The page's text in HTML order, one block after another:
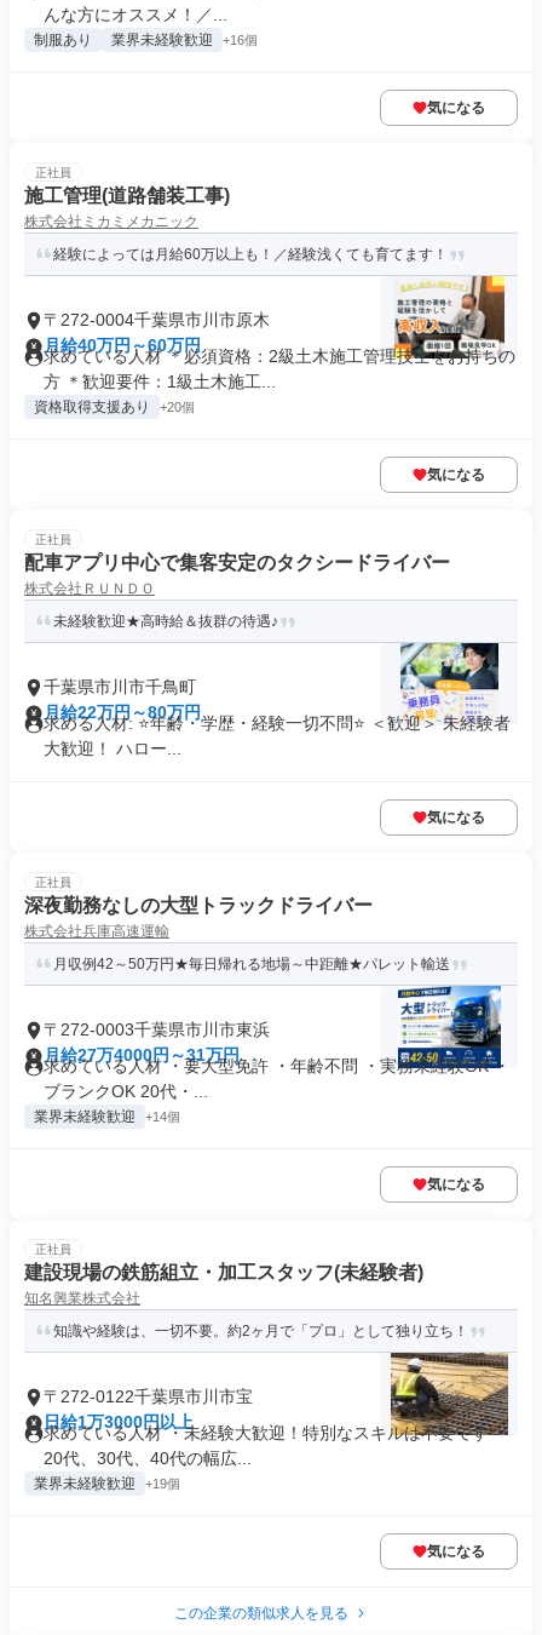
んな方にオススメ！／...
制服あり 業界未経験歓迎 +16個
気になる
正社員
施工管理(道路舗装工事)
株式会社ミカミメカニック
経験によっては月給60万以上も！／経験浅くても育てます！
〒272-0004千葉県市川市原木
月給40万円～60万円
求めている人材 ＊必須資格：2級土木施工管理技士をお持ちの
方 ＊歓迎要件：1級土木施工...
資格取得支援あり +20個
気になる
正社員
配車アプリ中心で集客安定のタクシードライバー
株式会社ＲＵＮＤＯ
未経験歓迎★高時給＆抜群の待遇♪
千葉県市川市千鳥町
月給22万円～80万円
求める人材: ⭐️年齢・学歴・経験一切不問⭐️ ＜歓迎＞ 未経験者
大歓迎！ ハロー...
気になる
正社員
深夜勤務なしの大型トラックドライバー
株式会社兵庫高速運輸
月収例42～50万円★毎日帰れる地場～中距離★パレット輸送
〒272-0003千葉県市川市東浜
月給27万4000円～31万円
求めている人材 ・要大型免許 ・年齢不問 ・実務未経験OK ・
ブランクOK 20代・...
業界未経験歓迎 +14個
気になる
正社員
建設現場の鉄筋組立・加工スタッフ(未経験者)
知名興業株式会社
知識や経験は、一切不要。約2ヶ月で「プロ」として独り立ち！
〒272-0122千葉県市川市宝
日給1万3000円以上
求めている人材 ・未経験大歓迎！特別なスキルは不要です ・
20代、30代、40代の幅広...
業界未経験歓迎 +19個
気になる
この企業の類似求人を見る